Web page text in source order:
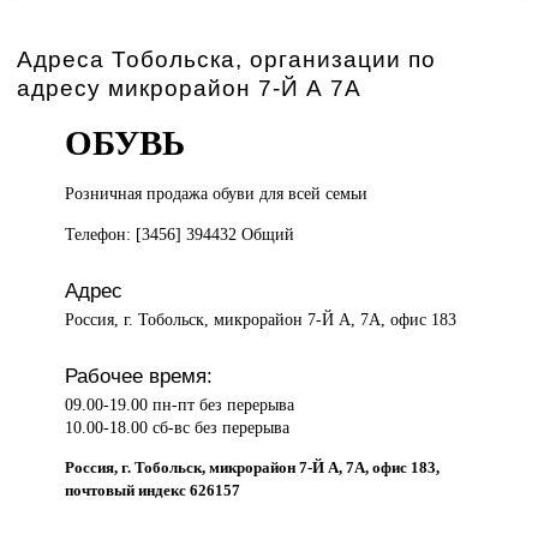
Адреса Тобольска, организации по
адресу микрорайон 7-Й А 7А
ОБУВЬ
Розничная продажаобуви для всей семьи
Телефон: [3456] 394432 Общий
Адрес
Россия, г. Тобольск, микрорайон 7-Й А, 7А, офис 183
Рабочее время:
09.00-19.00 пн-пт без перерыва
10.00-18.00 сб-вс без перерыва
Россия, г. Тобольск, микрорайон 7-Й А, 7А, офис 183,
почтовый индекс 626157